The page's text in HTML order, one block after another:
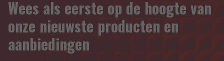
Wees als eerste op de hoogte van
onze nieuwste producten en
aanbiedingen